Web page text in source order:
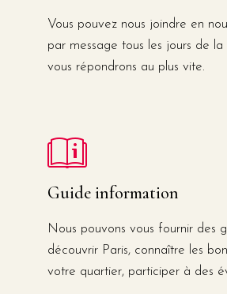
Vous pouvez nous joindre en
par message tous les jours de la
vous répondrons au plus vite.
Guide information
Nous pouvons vous fournir des
découvrir Paris, connaître les
votre quartier, participer à des